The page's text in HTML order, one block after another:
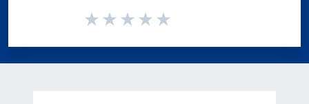
Valuta da 1 a 5 stelle la pagina